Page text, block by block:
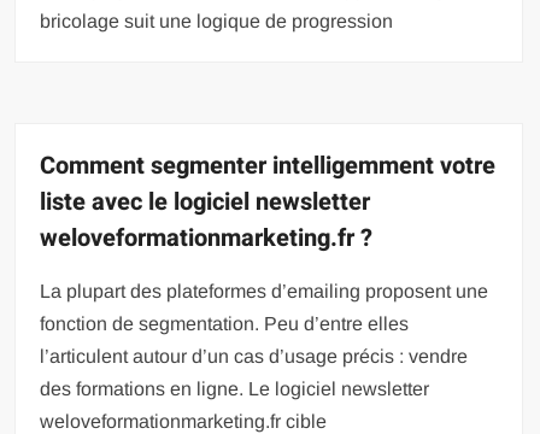
bricolage suit une logique de progression
Comment segmenter intelligemment votre
liste avec le logiciel newsletter
weloveformationmarketing.fr ?
La plupart des plateformes d’emailing proposent une
fonction de segmentation. Peu d’entre elles
l’articulent autour d’un cas d’usage précis : vendre
des formations en ligne. Le logiciel newsletter
weloveformationmarketing.fr cible